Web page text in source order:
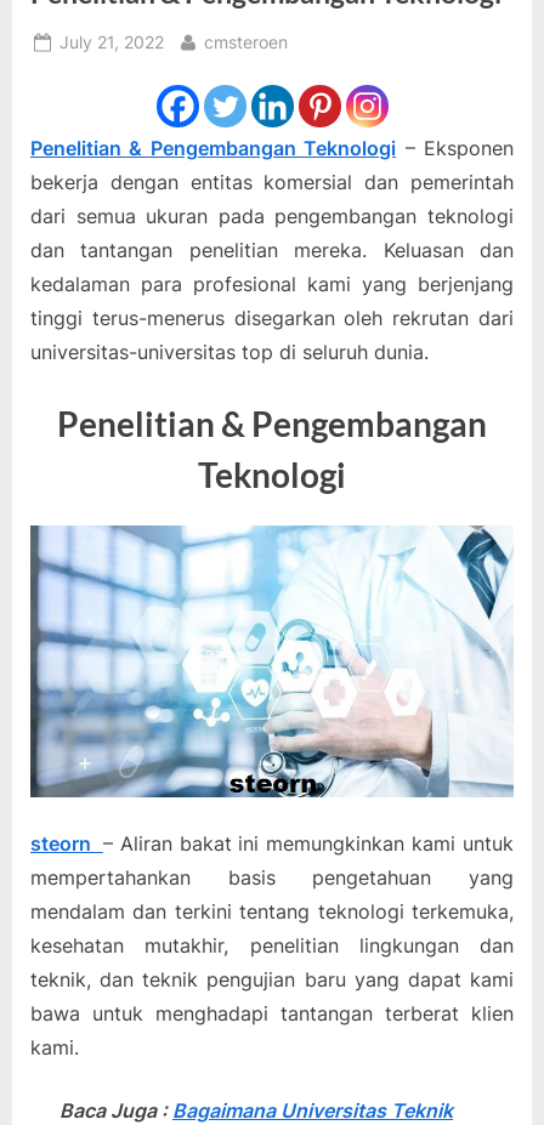
Posted
July 21, 2022 By
cmsteroen
Penelitian & Pengembangan Teknologi – Eksponen
bekerja dengan entitas komersial dan pemerintah
dari semua ukuran pada pengembangan teknologi
dan tantangan penelitian mereka. Keluasan dan
kedalaman para profesional kami yang berjenjang
tinggi terus-menerus disegarkan oleh rekrutan dari
universitas-universitas top di seluruh dunia.
Penelitian & Pengembangan
Teknologi
steorn – Aliran bakat ini memungkinkan kami untuk
mempertahankan basis pengetahuan yang
mendalam dan terkini tentang teknologi terkemuka,
kesehatan mutakhir, penelitian lingkungan dan
teknik, dan teknik pengujian baru yang dapat kami
bawa untuk menghadapi tantangan terberat klien
kami.
Baca Juga : Bagaimana Universitas Teknik